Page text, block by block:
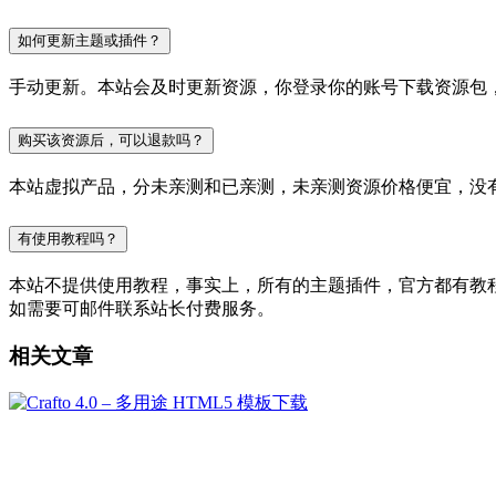
如何更新主题或插件？
手动更新。本站会及时更新资源，你登录你的账号下载资源
购买该资源后，可以退款吗？
本站虚拟产品，分未亲测和已亲测，未亲测资源价格便宜，
有使用教程吗？
本站不提供使用教程，事实上，所有的主题插件，官方都有
如需要可邮件联系站长付费服务。
相关文章